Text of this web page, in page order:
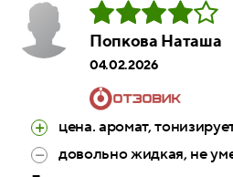
Попкова Наташа
04.02.2026
цена. аромат,
довольно жидкая, не